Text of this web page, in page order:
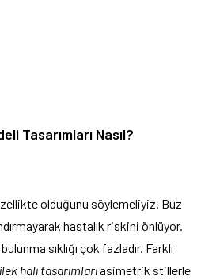
Tasarımları Nasıl?
olduğunu söylemeliyiz. Buz
hastalık riskini önlüyor.
sıklığı çok fazladır. Farklı
halı tasarımlarıasimetrik stillerle